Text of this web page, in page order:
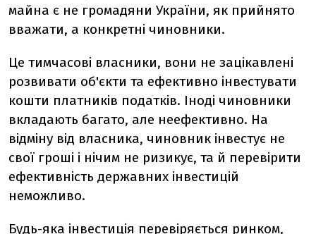
майна є не громадяни України, як прийнято
вважати, а конкретні чиновники.
Це тимчасові власники, вони не зацікавлені
розвивати об'єкти та ефективно інвестувати
кошти платників податків. Іноді чиновники
вкладають багато, але неефективно. На
відміну від власника, чиновник інвестує не
свої гроші і нічим не ризикує, та й перевірити
ефективність державних інвестицій
неможливо.
Будь-яка інвестиція перевіряється ринком,